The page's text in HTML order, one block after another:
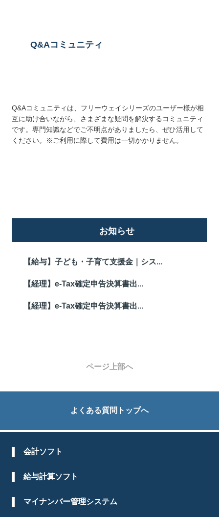
Q&Aコミュニティ
Q&Aコミュニティは、フリーウェイシリーズのユーザー様が相
互に助け合いながら、さまざまな疑問を解決するコミュニティ
です。専門知識などでご不明点がありましたら、ぜひ活用して
ください。※ご利用に際して費用は一切かかりません。
お知らせ
【給与】子ども・子育て支援金｜シス...
【経理】e-Tax確定申告決算書出...
【経理】e-Tax確定申告決算書出...
ページ上部へ
よくある質問トップへ
会計ソフト
給与計算ソフト
マイナンバー管理システム